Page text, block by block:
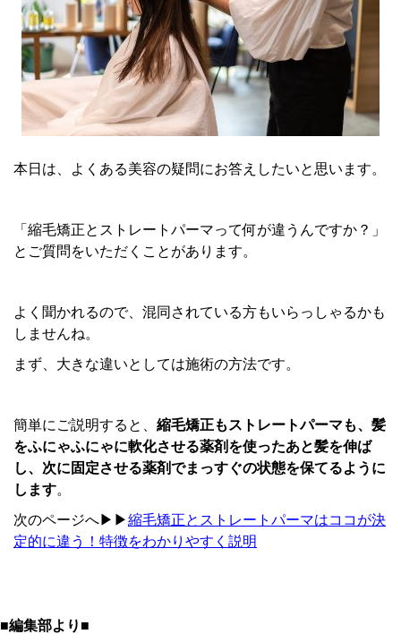
本日は、よくある美容の疑問にお答えしたいと思います。
「縮毛矯正とストレートパーマって何が違うんですか？」
とご質問をいただくことがあります。
よく聞かれるので、混同されている方もいらっしゃるかも
しませんね。
まず、大きな違いとしては施術の方法です。
簡単にご説明すると、 縮毛矯正もストレートパーマも、髪
をふにゃふにゃに軟化させる薬剤を使ったあと髪を伸ば
し、次に固定させる薬剤でまっすぐの状態を保てるように
します。
次のページへ▶▶縮毛矯正とストレートパーマはココが決
定的に違う！特徴をわかりやすく説明
■編集部より■